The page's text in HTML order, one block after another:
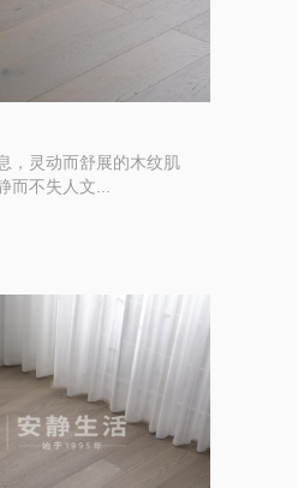
，灵动而舒展的木纹肌
而不失人文...